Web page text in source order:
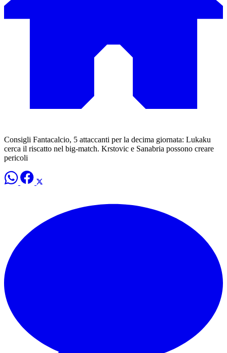
Consigli Fantacalcio, 5 attaccanti per la decima giornata: Lukaku
cerca il riscatto nel big-match. Krstovic e Sanabria possono creare
pericoli